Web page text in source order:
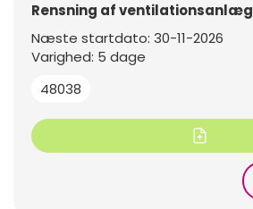
Rensning af ventilationsanlæg
48038
Næste startdato: 30-11-2026
Varighed: 5 dage